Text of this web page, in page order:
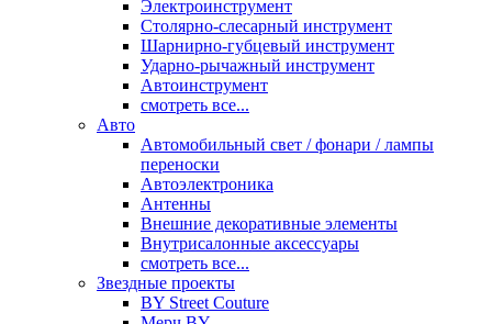
Электроинструмент
Столярно-слесарный инструмент
Шарнирно-губцевый инструмент
Ударно-рычажный инструмент
Автоинструмент
смотреть все...
Авто
Автомобильный свет / фонари / лампы
переноски
Автоэлектроника
Антенны
Внешние декоративные элементы
Внутрисалонные аксессуары
смотреть все...
Звездные проекты
BY Street Couture